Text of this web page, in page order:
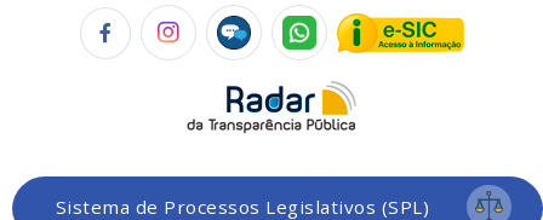
Sistema de Processos Legislativos (SPL)